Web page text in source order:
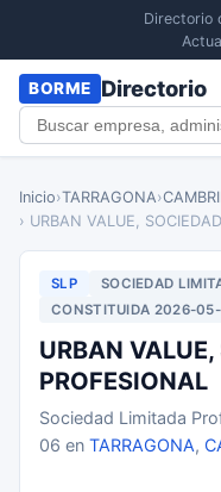
Directorio
BORME Directorio
Inicio›TARRAGONA›
› URBAN VALUE,
SLP SOCIEDAD
CONSTITUIDA 2026-
URBAN
PROFESIONAL
Sociedad Limitada
06 en TARRAGONA,